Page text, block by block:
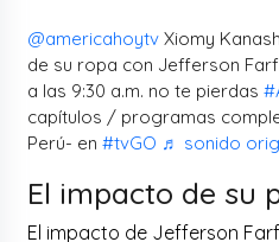
@americahoytv Xiomy
de su ropa con Jefferson
a las 9:30 a.m. no te pierdas
capítulos / programas
Perú- en#tvGO ♬ sonido
El impacto de su
El impacto de Jefferson